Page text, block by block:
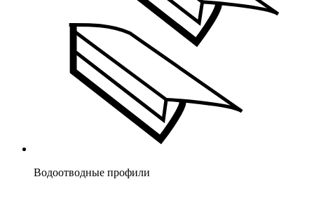
Водоотводные профили